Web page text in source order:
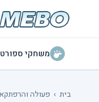
משחקי ספורט
בית › פעולה